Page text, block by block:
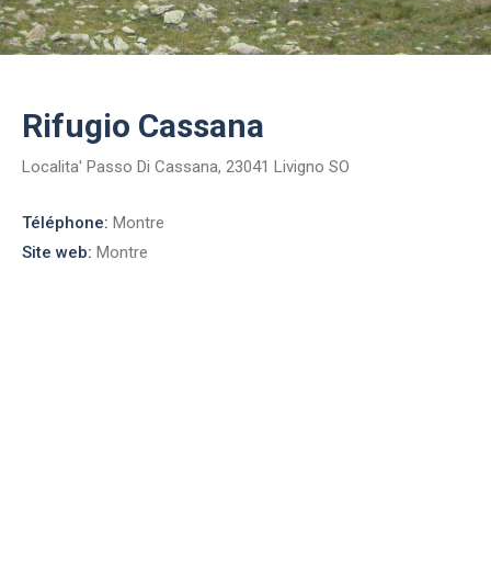
Rifugio Cassana
Localita' Passo Di Cassana, 23041 Livigno SO
Téléphone: Montre
Site web: Montre